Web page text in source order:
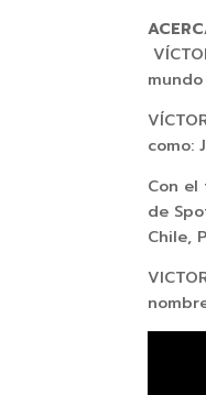
como:
Con el
de
Chile,